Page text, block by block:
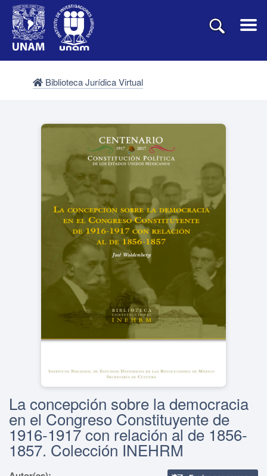
Biblioteca Jurídica Virtual
La concepción sobre la democracia
en el Congreso Constituyente de
1916-1917 con relación al de 1856-
1857. Colección INEHRM